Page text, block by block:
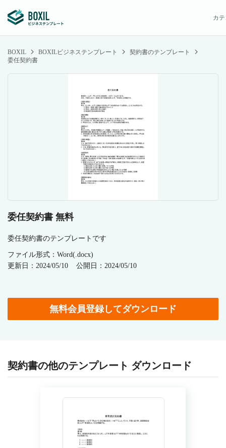
カ
BOXIL BOXILビジネステンプレート
契約書のテンプレート
委任契約書
委任契約書 無料
委任契約書のテンプレートです
ファイル形式：Word(.docx)
更新日：2024/05/10
公開日：2024/05/10
無料会員登録してダウンロード
契約書の他のテンプレート ダウンロード